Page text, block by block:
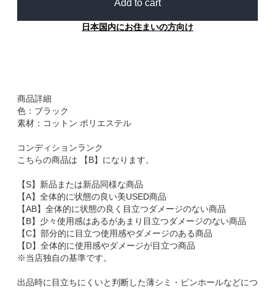
Add to cart
日本国内にお住まいの方向け
商品詳細
色：ブラック
素材：コットン ポリエステル
コンディションランク
こちらの商品は 【B】になります。
【S】新品または新品同様な商品
【A】全体的に状態の良い美USED商品
【AB】全体的に状態の良く目立つダメージのない商品
【B】少々使用感はあるがあまり目立つダメージのない商品
【C】部分的に目立つ使用感やダメージのある商品
【D】全体的に使用感やダメージが目立つ商品
※当店独自の基準です。
出品時に目立ちにくいと判断した薄シミ・ピンホールなどにつ